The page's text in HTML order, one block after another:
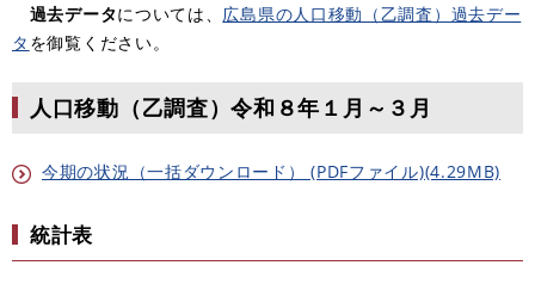
過去データについては、 広島県の人口移動（乙調査）過去デー
タ を御覧ください。
人口移動（乙調査）令和８年１月～３月
今期の状況（一括ダウンロード） (PDFファイル)(4.29MB)
統計表